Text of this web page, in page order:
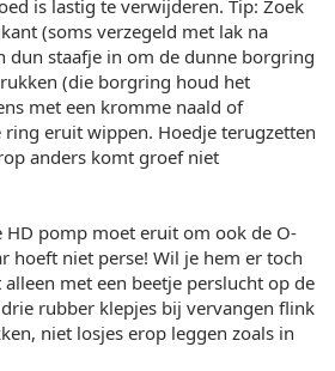
is lastig te verwijderen. Tip: Zoek
(soms verzegeld met lak na
dun staafje in om de dunne borgring
(die borgring houd het
met een kromme naald of
eruit wippen. Hoedje terugzetten
anders komt groef niet
HD pomp moet eruit om ook de O-
hoeft niet perse! Wil je hem er toch
met een beetje perslucht op de
rubber klepjes bij vervangen flink
niet losjes erop leggen zoals in